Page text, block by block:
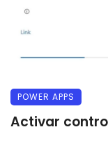
POWER APPS
Activar